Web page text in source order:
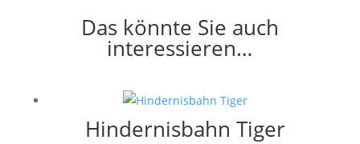
Das könnte Sie auch
interessieren…
Hindernisbahn Tiger